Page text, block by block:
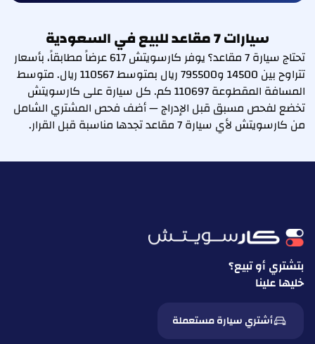
سيارات 7 مقاعد للبيع في السعودية
تحتاج سيارة 7 مقاعد؟ يوفر كارسويتش 617 عرضاً مطابقاً، بأسعار
تتراوح بين 14500 و795500 ريال بمتوسط 110567 ريال. متوسط
المسافة المقطوعة 110697 كم. كل سيارة على كارسويتش
تخضع لفحص مسبق قبل الإدراج — أضف فحص المشتري الشامل
من كارسويتش لأي سيارة 7 مقاعد تجدها مناسبة قبل القرار.
بتشتري أو تبيع؟
خليها علينا
أشتري سيارة مستعملة